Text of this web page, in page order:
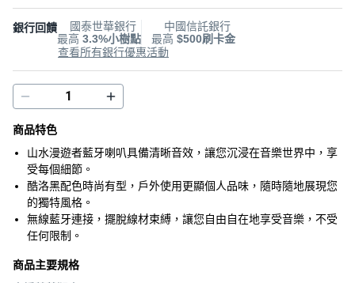
銀行回饋
國泰世華銀行
最高 3.3%小樹點
中國信託銀行
最高 $500刷卡金
查看所有銀行優惠活動
商品特色
山水漫遊者藍牙喇叭具備清晰音效，讓您沉浸在音樂世界中，享
受每個細節。
酷洛黑配色時尚有型，戶外使用更顯個人品味，隨時隨地展現您
的獨特風格。
無線藍牙連接，擺脫線材束縛，讓您自由自在地享受音樂，不受
任何限制。
商品主要規格